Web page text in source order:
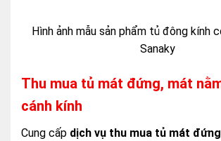
Hình ảnh mẫu sản phẩm tủ đông kính
Sanaky
Thu mua tủ mát đứng, mát
cánh kính
Cung cấp dịch vụ thu mua tủ mát